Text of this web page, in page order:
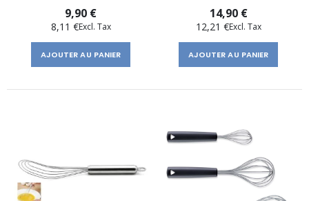
9,90 €
8,11 €
AJOUTER AU PANIER
14,90 €
12,21 €
AJOUTER AU PANIER